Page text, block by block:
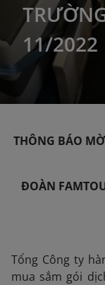
11/2022
THÔNG BÁO
ĐOÀN
Tổng Công ty
mua sắm gói